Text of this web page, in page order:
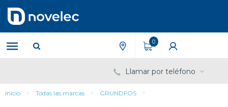
contenido
menú
de
navegación
0
Llamar por teléfono
Inicio Todas las marcas GRUNDFOS